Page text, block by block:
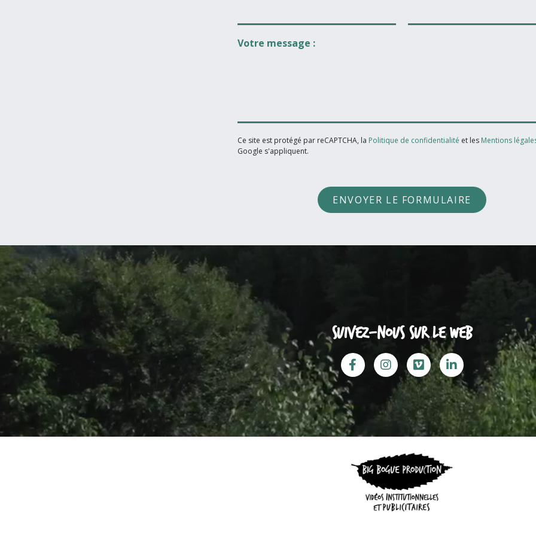
Votre message :
Ce site est protégé par reCAPTCHA, la Politique de confidentialité et les Mentions
Google s'appliquent.
ENVOYER LE FORMULAIRE
Suivez-nous sur le web